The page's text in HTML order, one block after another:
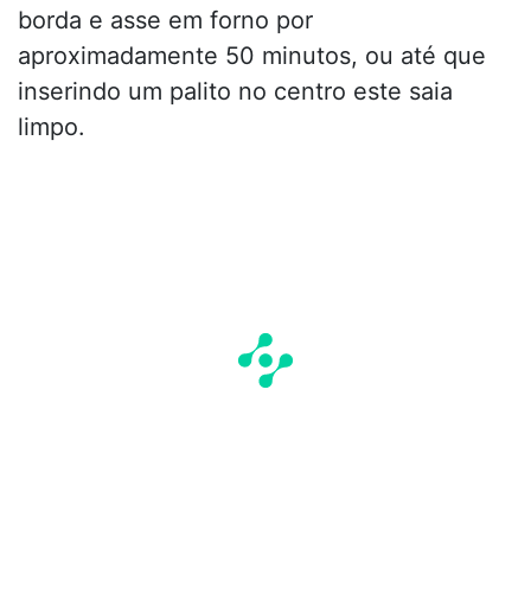
borda e asse em forno por
aproximadamente 50 minutos, ou até que
inserindo um palito no centro este saia
limpo.